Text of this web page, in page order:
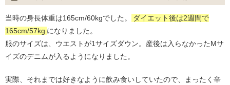
当時の身長体重は165cm/60kgでした。
ダイエット後は2週間で
165cm/57kg になりました。
服のサイズは、ウエストが1サイズダウン。産後は入らなかったMサ
イズのデニムが入るようになりました。
実際、それまでは好きなように飲み食いしていたので、まったく辛